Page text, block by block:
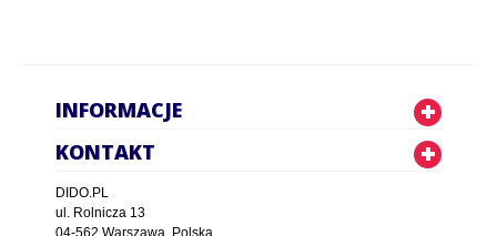
INFORMACJE
KONTAKT
DIDO.PL
ul. Rolnicza 13
04-562 Warszawa, Polska